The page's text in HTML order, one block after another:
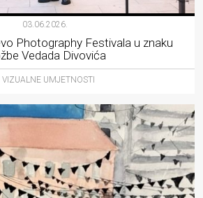
03.06.2026.
Photography Festivala u znaku
Vedada Divovića
VIZUALNE UMJETNOSTI